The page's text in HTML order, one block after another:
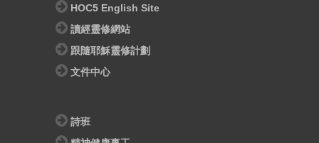
HOC5 English Site
讀經靈修網站
跟隨耶穌靈修計劃
文件中心
詩班